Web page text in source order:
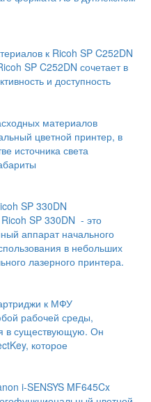
к Ricoh SP C252DN
SP C252DN сочетает в
и доступность
материалов
цветной принтер, в
источника света
SP 330DN
SP 330DN - это
аппарат начального
в небольших
лазерного принтера.
к МФУ
рабочей среды,
в существующую. Он
которое
i-SENSYS MF645Cx